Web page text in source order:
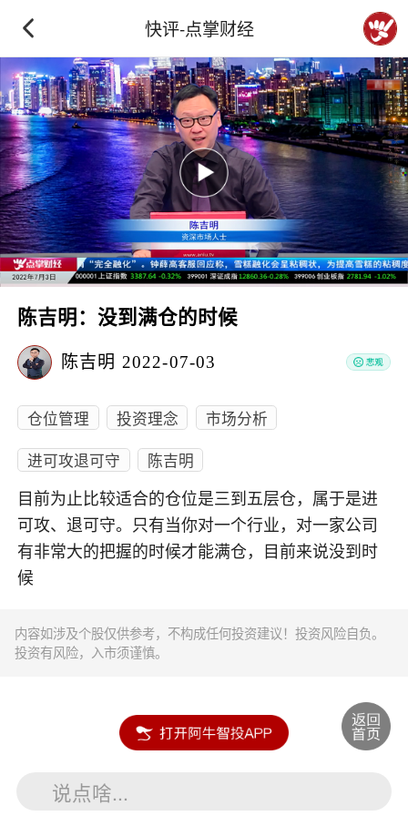
快评-点掌财经
陈吉明：没到满仓的时候
陈吉明 2022-07-03
仓位管理 投资理念
市场分析
进可攻退可守
陈吉明
目前为止比较适合的仓位是三到五层仓，属于是进
可攻、退可守。只有当你对一个行业，对一家公司
有非常大的把握的时候才能满仓，目前来说没到时
候
内容如涉及个股仅供参考，不构成任何投资建议！投资风险自负。
投资有风险，入市须谨慎。
说点啥...